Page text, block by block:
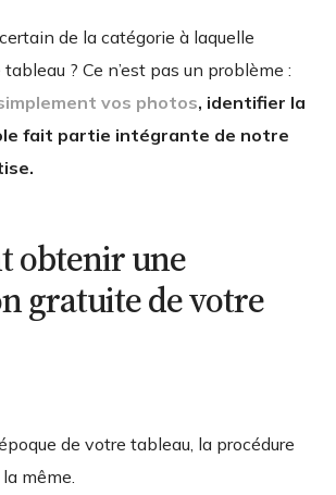
de la catégorie à laquelle
? Ce n’est pas un problème :
vos photos, identifier la
fait partie intégrante de notre
obtenir une
gratuite de votre
de votre tableau, la procédure
même.